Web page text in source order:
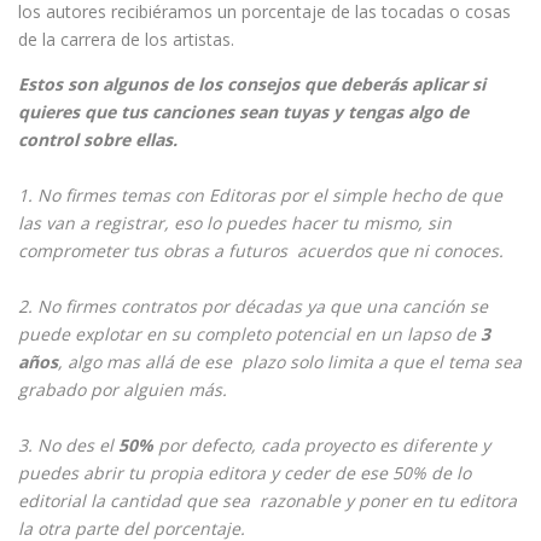
los autores recibiéramos un porcentaje de las tocadas o cosas
de la carrera de los artistas.
Estos son algunos de los consejos que deberás aplicar si
quieres que tus canciones sean tuyas y tengas algo de
control sobre ellas.
1. No firmes temas con Editoras por el simple hecho de que
las van a registrar, eso lo puedes hacer tu mismo, sin
comprometer tus obras a futuros acuerdos que ni conoces.
2. No firmes contratos por décadas ya que una canción se
puede explotar en su completo potencial en un lapso de 3
años, algo mas allá de ese plazo solo limita a que el tema sea
grabado por alguien más.
3. No des el 50% por defecto, cada proyecto es diferente y
puedes abrir tu propia editora y ceder de ese 50% de lo
editorial la cantidad que sea razonable y poner en tu editora
la otra parte del porcentaje.